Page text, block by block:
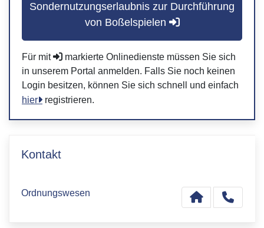
Sondernutzungserlaubnis zur Durchführung
von Boßelspielen
Für mit
markierte Onlinedienste müssen Sie sich
in unserem Portal anmelden. Falls Sie noch keinen
Login besitzen, können Sie sich schnell und einfach
hier
registrieren.
Kontakt
Ordnungswesen